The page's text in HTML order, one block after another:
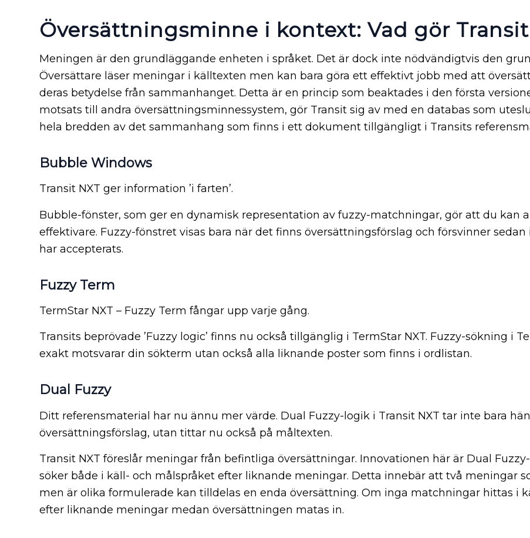
Översättningsminne i kontext: Vad gör
Meningen är den grundläggande enheten i språket. Det är dock inte nödvändigtvis den
Översättare läser meningar i källtexten men kan bara göra ett effektivt jobb med att
deras betydelse från sammanhanget. Detta är en princip som beaktades i den första
motsats till andra översättningsminnessystem, gör Transit sig av med en databas som
hela bredden av det sammanhang som finns i ett dokument tillgängligt i Transits
Bubble Windows
Transit NXT ger information ’i farten’.
Bubble-fönster, som ger en dynamisk representation av fuzzy-matchningar, gör att du kan
effektivare. Fuzzy-fönstret visas bara när det finns översättningsförslag och försvinner
har accepterats.
Fuzzy Term
TermStar NXT – Fuzzy Term fångar upp varje gång.
Transits beprövade ’Fuzzy logic’ finns nu också tillgänglig i TermStar NXT. Fuzzy-sökning i
exakt motsvarar din sökterm utan också alla liknande poster som finns i ordlistan.
Dual Fuzzy
Ditt referensmaterial har nu ännu mer värde. Dual Fuzzy-logik i Transit NXT tar inte bara
översättningsförslag, utan tittar nu också på måltexten.
Transit NXT föreslår meningar från befintliga översättningar. Innovationen här är Dual
söker både i käll- och målspråket efter liknande meningar. Detta innebär att två meningar
men är olika formulerade kan tilldelas en enda översättning. Om inga matchningar hittas i
efter liknande meningar medan översättningen matas in.